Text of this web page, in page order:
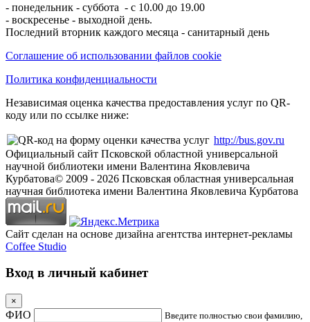
- понедельник - суббота - с 10.00 до 19.00
- воскресенье - выходной день.
Последний вторник каждого месяца - санитарный день
Соглашение об использовании файлов cookie
Политика конфиденциальности
Независимая оценка качества предоставления услуг по QR-
коду или по ссылке ниже:
http://bus.gov.ru
Официальный сайт Псковской областной универсальной
научной библиотеки имени Валентина Яковлевича
Курбатова© 2009 - 2026 Псковская областная универсальная
научная библиотека имени Валентина Яковлевича Курбатова
Сайт сделан на основе дизайна агентства интернет-рекламы
Coffee Studio
Вход в личный кабинет
×
ФИО
Введите полностью свои фамилию,